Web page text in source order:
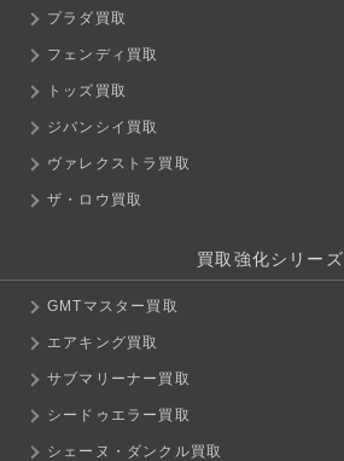
プラダ買取
フェンディ買取
トッズ買取
ジバンシイ買取
ヴァレクストラ買取
ザ・ロウ買取
買取強化シリーズ
GMTマスター買取
エアキング買取
サブマリーナー買取
シードゥエラー買取
シェーヌ・ダンクル買取